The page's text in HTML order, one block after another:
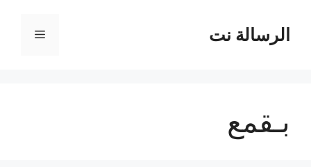
المحتوىالرسالة نت القائمة
بـقمع